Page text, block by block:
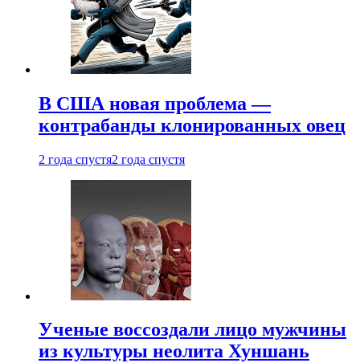
В США новая проблема —
контрабанды клонированных овец
2 года спустя2 года спустя
Ученые воссоздали лицо мужчины
из культуры неолита Хуншань